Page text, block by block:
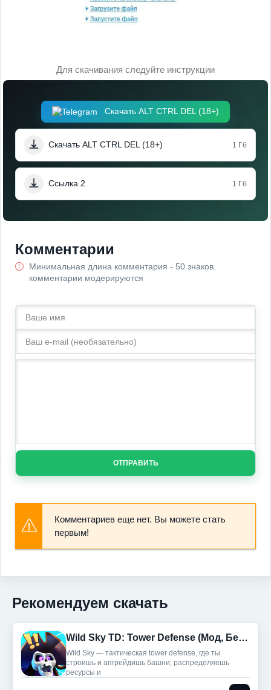
Для скачивания следуйте инструкции
Скачать ALT CTRL DEL (18+)
Скачать ALT CTRL DEL (18+) 1 Гб
Ссылка 2 1 Гб
Комментарии
Минимальная длина комментария - 50 знаков.
комментарии модерируются
ОТПРАВИТЬ
Комментариев еще нет. Вы можете стать
первым!
Рекомендуем скачать
Wild Sky TD: Tower Defense (Мод, Бесплатные покупки)
Wild Sky — тактическая tower defense, где ты
строишь и апгрейдишь башни, распределяешь
ресурсы и